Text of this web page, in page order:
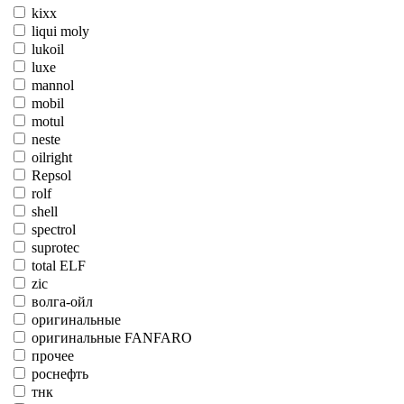
kixx
liqui moly
lukoil
luxe
mannol
mobil
motul
neste
oilright
Repsol
rolf
shell
spectrol
suprotec
total ELF
zic
волга-ойл
оригинальные
оригинальные FANFARO
прочее
роснефть
тнк